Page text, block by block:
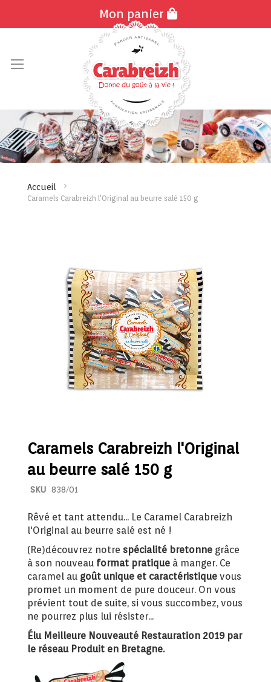
Mon panier
au
Accueil
Caramels Carabreizh l'Original au beurre salé 150 g
Caramels Carabreizh l'Original
au beurre salé 150 g
SKU 838/01
Rêvé et tant attendu... Le Caramel Carabreizh
l'Original au beurre salé est né !
(Re)découvrez notre spécialité bretonnegrâce
à son nouveau format pratiqueà manger. Ce
caramel au goût unique et caractéristiquevous
promet un moment de pure douceur. On vous
prévient tout de suite, si vous succombez, vous
ne pourrez plus lui résister...
Élu Meilleure Nouveauté Restauration 2019 par
le réseau Produit en Bretagne.